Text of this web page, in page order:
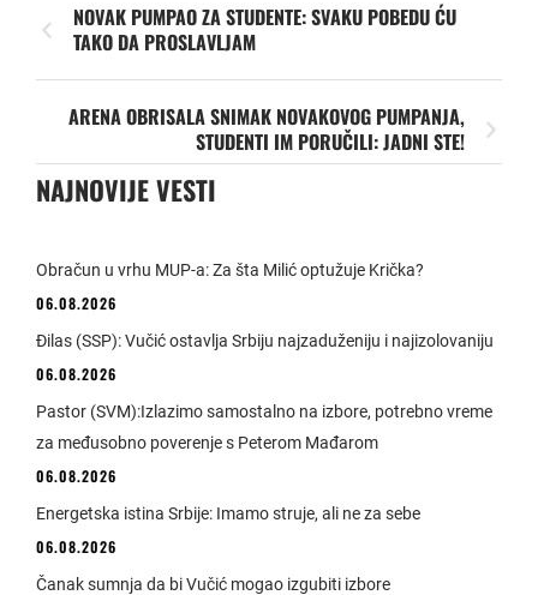
NOVAK PUMPAO ZA STUDENTE: SVAKU POBEDU ĆU
TAKO DA PROSLAVLJAM
ARENA OBRISALA SNIMAK NOVAKOVOG PUMPANJA,
STUDENTI IM PORUČILI: JADNI STE!
NAJNOVIJE VESTI
Obračun u vrhu MUP-a: Za šta Milić optužuje Krička?
06.08.2026
Đilas (SSP): Vučić ostavlja Srbiju najzaduženiju i najizolovaniju
06.08.2026
Pastor (SVM):Izlazimo samostalno na izbore, potrebno vreme
za međusobno poverenje s Peterom Mađarom
06.08.2026
Energetska istina Srbije: Imamo struje, ali ne za sebe
06.08.2026
Čanak sumnja da bi Vučić mogao izgubiti izbore